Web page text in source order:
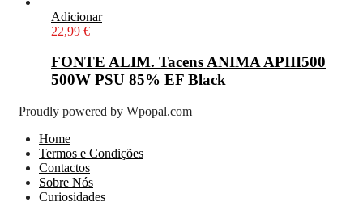
Adicionar
22,99 €
FONTE ALIM. Tacens ANIMA APIII500
500W PSU 85% EF Black
Proudly powered by Wpopal.com
Home
Termos e Condições
Contactos
Sobre Nós
Curiosidades